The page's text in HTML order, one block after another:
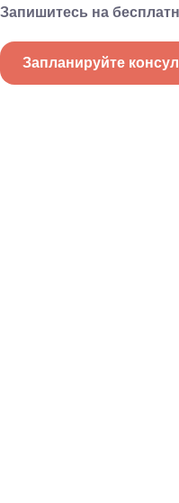
Запишитесь на
Запланируйте